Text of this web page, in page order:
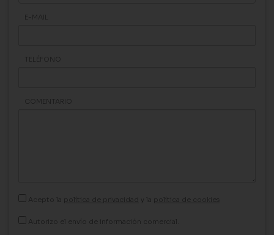
E-MAIL
TELÉFONO
COMENTARIO
Acepto la política de privacidad y la política de cookies
Autorizo el envío de información comercial.